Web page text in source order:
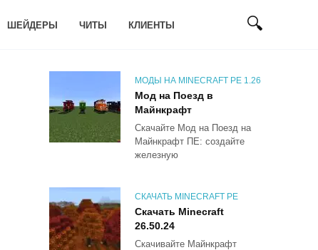
ШЕЙДЕРЫ ЧИТЫ КЛИЕНТЫ
МОДЫ НА MINECRAFT PE 1.26
Мод на Поезд в
Майнкрафт
Скачайте Мод на Поезд на
Майнкрафт ПЕ: создайте
железную
СКАЧАТЬ MINECRAFT PE
Скачать Minecraft
26.50.24
Скачивайте Майнкрафт